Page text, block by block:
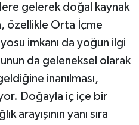
gelerek doğal kaynak
özellikle Orta İçme
imkanı da yoğun ilgi
da geleneksel olarak
inanılması,
Doğayla iç içe bir
arayışının yanı sıra